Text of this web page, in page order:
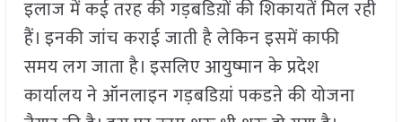
इलाज में कई तरह की गड़बडिय़ों की शिकायतें मिल रही
हैं। इनकी जांच कराई जाती है लेकिन इसमें काफी
समय लग जाता है। इसलिए आयुष्मान के प्रदेश
कार्यालय ने ऑनलाइन गड़बडिय़ां पकडऩे की योजना